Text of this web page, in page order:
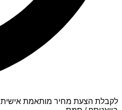
לקבלת הצעת מחיר מותאמת אישית